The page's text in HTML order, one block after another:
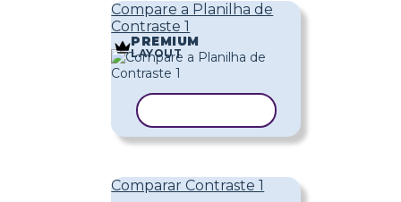
Compare a Planilha de
Contraste 1
PREMIUM
LAYOUT
Comparar Contraste 1